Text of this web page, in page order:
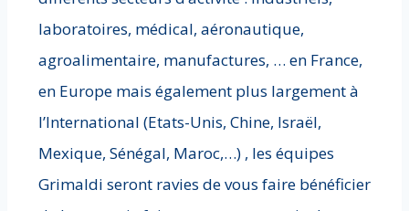
laboratoires, médical, aéronautique,
agroalimentaire, manufactures, … en France,
en Europe mais également plus largement à
l’International (Etats-Unis, Chine, Israël,
Mexique, Sénégal, Maroc,…) , les équipes
Grimaldi seront ravies de vous faire bénéficier